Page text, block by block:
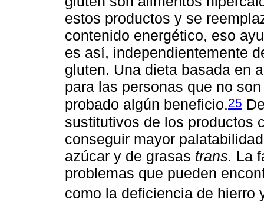
estos productos y se
contenido energético, eso
es así, independientemente
gluten. Una dieta basada en
para las personas que no
probado algún beneficio.25
sustitutivos de los productos
conseguir mayor
azúcar y de grasas trans. La
problemas que pueden
como la deficiencia de hierro